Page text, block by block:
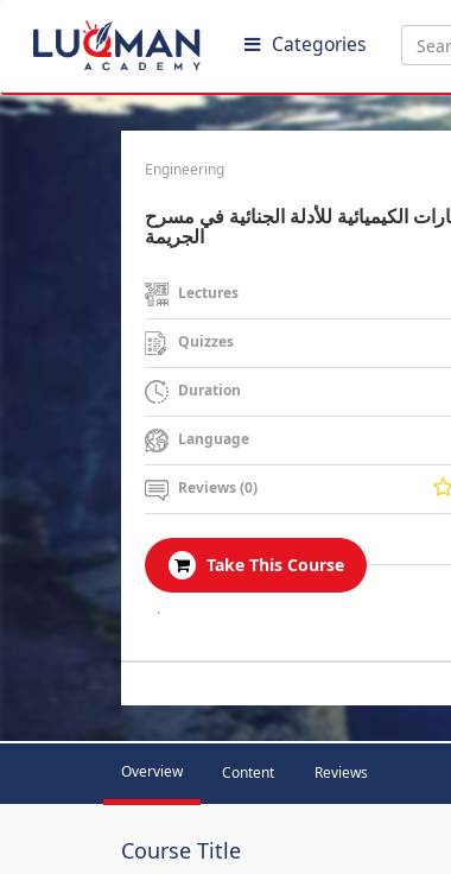
Categories
Engineering
الكيميائية للأدلة الجنائية في مسرح
الجريمة
Lectures
Quizzes
Duration
Language
Reviews (0)
Take This Course
.
Overview Content Reviews
Course Title